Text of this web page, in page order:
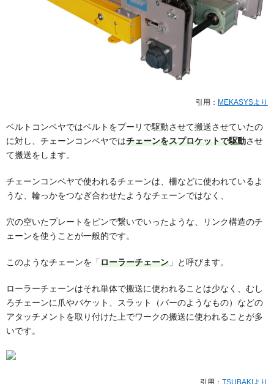
引用： MEKASYSより
ベルトコンベヤではベルトをプーリで駆動させて搬送させていたの
に対し、チェーンコンベヤではチェーンをスプロケットで駆動させ
て搬送をします。
チェーンコンベヤで使われるチェーンは、柵などに使われているよ
うな、輪っかをつなぎ合わせたようなチェーンではなく、
穴の空いたプレートをピンで繋いでいったような、リンク構造のチ
ェーンを使うことが一般的です。
このようなチェーンを「ローラーチェーン 」と呼びます。
ローラーチェーンはそれ単体で搬送に使われることは少なく、むし
ろチェーンに爪やバケット、スラット（バーのようなもの）などの
アタッチメントを取り付けた上でワークの搬送に使われることが多
いです。
引用： TSUBAKIより